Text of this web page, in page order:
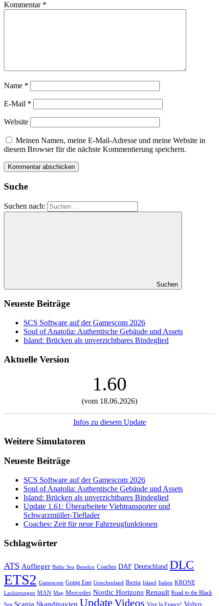
Kommentar *
Name *
E-Mail *
Website
Meinen Namen, meine E-Mail-Adresse und meine Website in
diesem Browser für die nächste Kommentierung speichern.
Suche
Suchen nach:
Suchen
Neueste Beiträge
SCS Software auf der Gamescom 2026
Soul of Anatolia: Authentische Gebäude und Assets
Island: Brücken als unverzichtbares Bindeglied
Aktuelle Version
1.60
(vom 18.06.2026)
Infos zu diesem Update
Weitere Simulatoren
Neueste Beiträge
SCS Software auf der Gamescom 2026
Soul of Anatolia: Authentische Gebäude und Assets
Island: Brücken als unverzichtbares Bindeglied
Update 1.61: Überarbeitete Viehtransporter und
Schwarzmüller-Tieflader
Coaches: Zeit für neue Fahrzeugfunktionen
Schlagwörter
ATS Auflieger Baltic Sea Benelux Coaches DAF Deutschland DLC
ETS2 Gamescom Going East Griechenland Iberia Island Italien KRONE
Lackierungen MAN Map Mercedes Nordic Horizons Renault Road to the Black
Sea Scania Skandinavien UpdateVideos Vive la France! Volvo